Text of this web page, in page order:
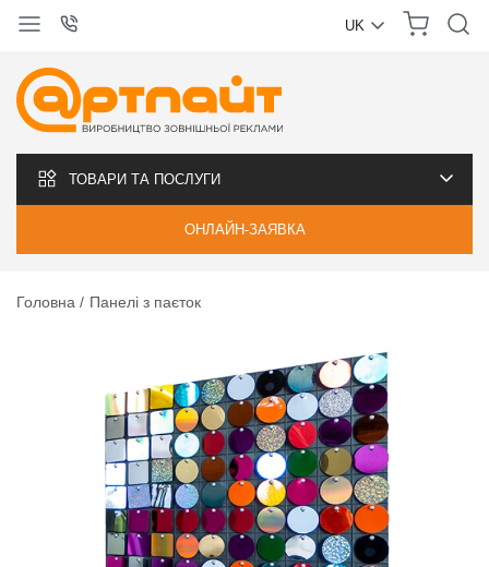
UK
ТОВАРИ ТА ПОСЛУГИ
ОНЛАЙН-ЗАЯВКА
Головна Панелі з паєток